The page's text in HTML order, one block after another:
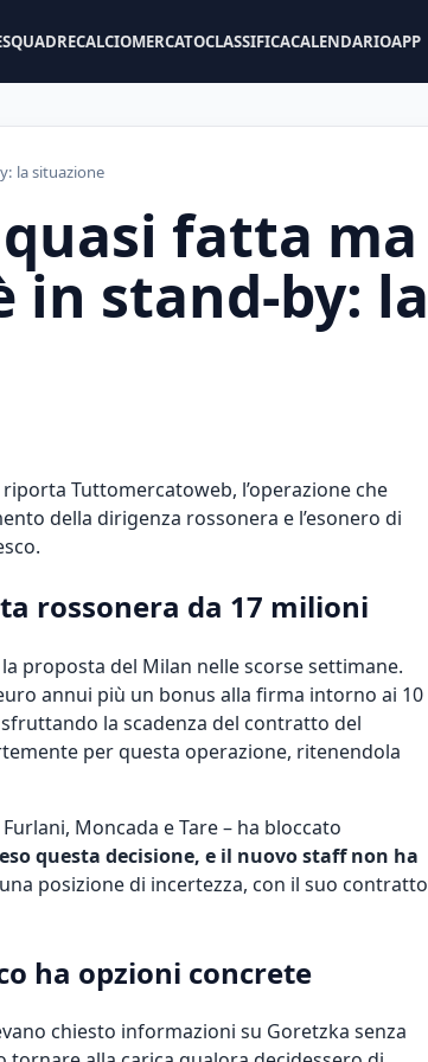
SQUADRECALCIOMERCATOCLASSIFICACALENDARIOAPP
la situazione
fatta ma
in stand-by: la
Tuttomercatoweb, l’operazione che
della dirigenza rossonera e l’esonero di
rossonera da 17 milioni
proposta del Milan nelle scorse settimane.
annui più un bonus alla firma intorno ai 10
la scadenza del contratto del
per questa operazione, ritenendola
Moncada e Tare – ha bloccato
questa decisione, e il nuovo staff non ha
posizione di incertezza, con il suo contratto
ha opzioni concrete
chiesto informazioni su Goretzka senza